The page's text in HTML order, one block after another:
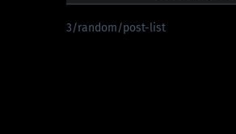
3/random/post-list